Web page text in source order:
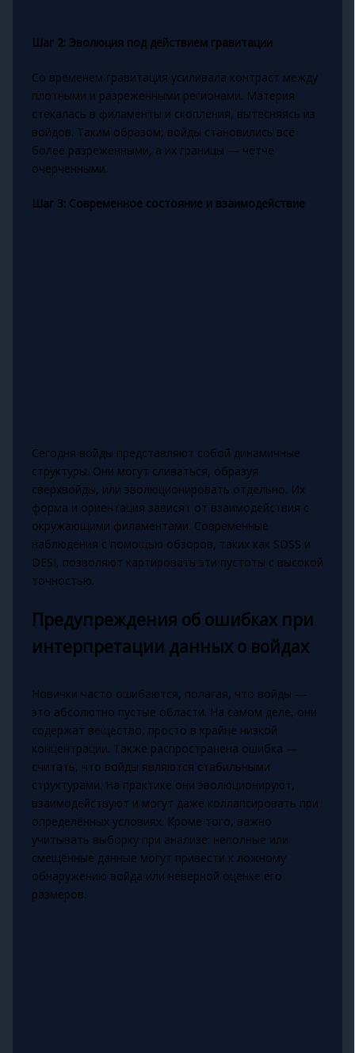
Шаг 2: Эволюция под действием гравитации
Со временем гравитация усиливала контраст между
плотными и разреженными регионами. Материя
стекалась в филаменты и скопления, вытесняясь из
войдов. Таким образом, войды становились всё
более разреженными, а их границы — чётче
очерченными.
Шаг 3: Современное состояние и взаимодействие
Сегодня войды представляют собой динамичные
структуры. Они могут сливаться, образуя
сверхвойды, или эволюционировать отдельно. Их
форма и ориентация зависят от взаимодействия с
окружающими филаментами. Современные
наблюдения с помощью обзоров, таких как SDSS и
DESI, позволяют картировать эти пустоты с высокой
точностью.
Предупреждения об ошибках при
интерпретации данных о войдах
Новички часто ошибаются, полагая, что войды —
это абсолютно пустые области. На самом деле, они
содержат вещество, просто в крайне низкой
концентрации. Также распространена ошибка —
считать, что войды являются стабильными
структурами. На практике они эволюционируют,
взаимодействуют и могут даже коллапсировать при
определённых условиях. Кроме того, важно
учитывать выборку при анализе: неполные или
смещённые данные могут привести к ложному
обнаружению войда или неверной оценке его
размеров.